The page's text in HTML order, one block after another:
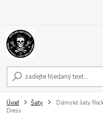
Úvod Šaty
Dámské šaty
Dress